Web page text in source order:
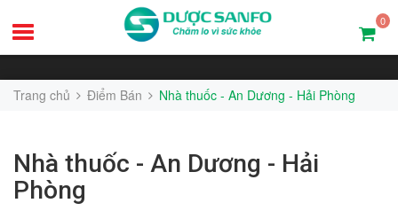
0
Trang chủ Điểm Bán Nhà thuốc - An Dương - Hải Phòng
Nhà thuốc - An Dương - Hải
Phòng